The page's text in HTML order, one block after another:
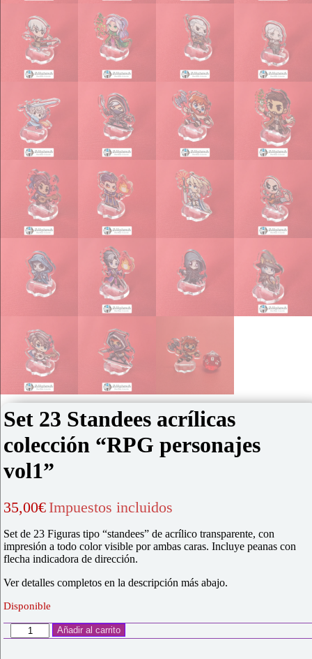
Set 23 Standees acrílicas
colección “RPG personajes
vol1”
35,00€ Impuestos incluidos
Set de 23 Figuras tipo “standees” de acrílico transparente, con
impresión a todo color visible por ambas caras. Incluye peanas con
flecha indicadora de dirección.
Ver detalles completos en la descripción más abajo.
Disponible
23
Añadir al carrito